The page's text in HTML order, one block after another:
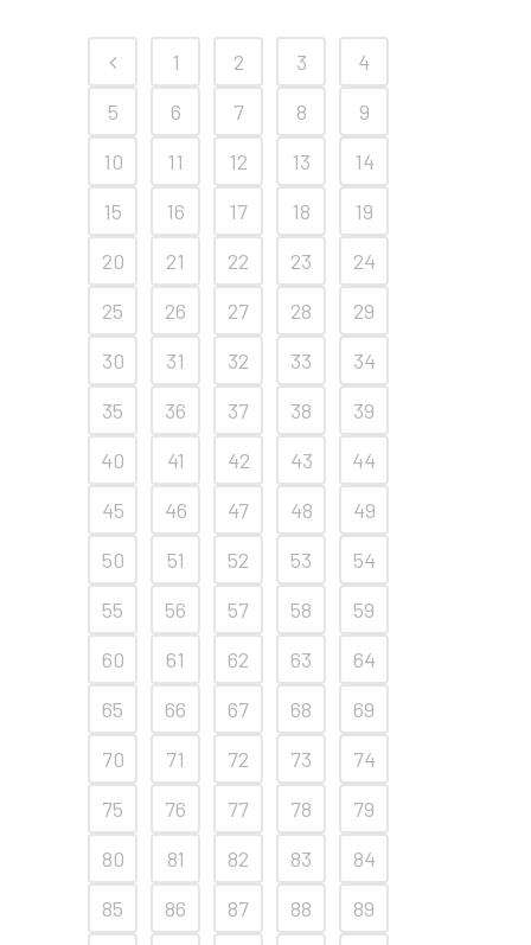
1 2 3
4
5
6 7 8
9
10
11 12 13
14
15
16 17 18
19
20
21 22 23
24
25
26 27 28
29
30
31 32 33
34
35
36 37 38
39
40
41 42 43
44
45
46 47 48
49
50
51 52 53
54
55
56 57 58
59
60
61 62 63
64
65
66 67 68
69
70
71 72 73
74
75
76 77 78
79
80
81 82 83
84
85
86 87 88
89